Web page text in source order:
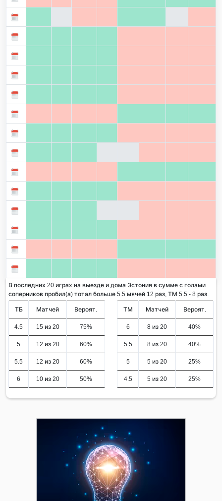
В последних 20 играх на выезде и дома Эстония в сумме с голами
соперников пробил(а) тотал больше 5.5 мячей 12 раз, ТМ 5.5 - 8 раз.
ТБ Матчей Вероят.
4.5 15 из 20 75%
5 12 из 20 60%
5.5 12 из 20 60%
6 10 из 20 50%
ТМ Матчей Вероят.
6 8 из 20 40%
5.5 8 из 20 40%
5 5 из 20 25%
4.5 5 из 20 25%